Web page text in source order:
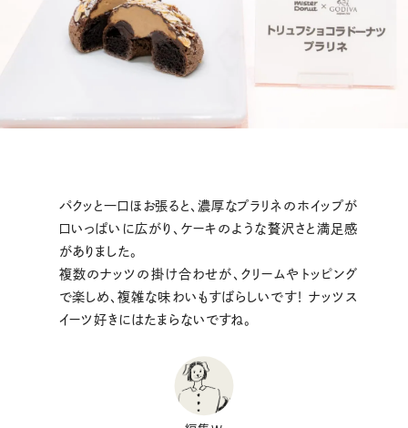
パクッと一口ほお張ると、濃厚なプラリネのホイップが
口いっぱいに広がり、ケーキのような贅沢さと満足感
がありました。
複数のナッツの掛け合わせが、クリームやトッピング
で楽しめ、複雑な味わいもすばらしいです！ ナッツス
イーツ好きにはたまらないですね。